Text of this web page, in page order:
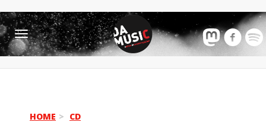
Toggle
navigation
HOME CD